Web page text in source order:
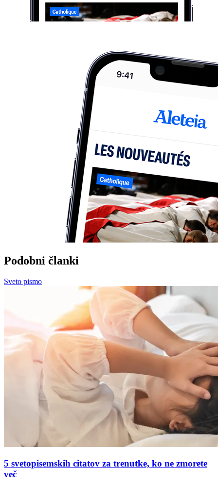
Podobni članki
Sveto pismo
5 svetopisemskih citatov za trenutke, ko ne zmorete
več